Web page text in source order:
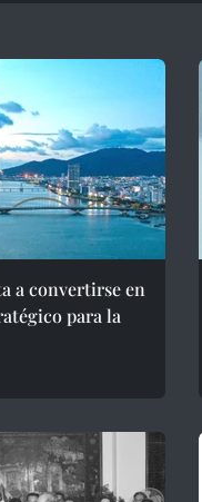
a convertirse en
para la